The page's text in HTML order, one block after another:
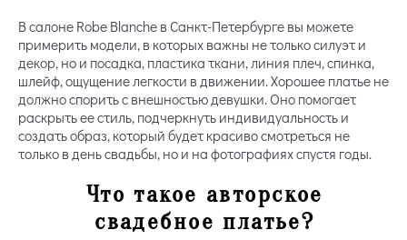
В салоне Robe Blanche в Санкт-Петербурге вы можете
примерить модели, в которых важны не только силуэт и
декор, но и посадка, пластика ткани, линия плеч, спинка,
шлейф, ощущение легкости в движении. Хорошее платье не
должно спорить с внешностью девушки. Оно помогает
раскрыть ее стиль, подчеркнуть индивидуальность и
создать образ, который будет красиво смотреться не
только в день свадьбы, но и на фотографиях спустя годы.
Что такое авторское
свадебное платье?